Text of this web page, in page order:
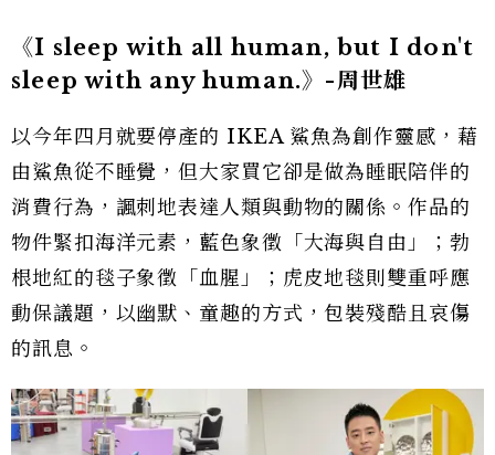
《I sleep with all human, but I don't
sleep with any human.》-周世雄
以今年四月就要停產的 IKEA 鯊魚為創作靈感，藉
由鯊魚從不睡覺，但大家買它卻是做為睡眠陪伴的
消費行為，諷刺地表達人類與動物的關係。作品的
物件緊扣海洋元素，藍色象徵「大海與自由」；勃
根地紅的毯子象徵「血腥」；虎皮地毯則雙重呼應
動保議題，以幽默、童趣的方式，包裝殘酷且哀傷
的訊息。